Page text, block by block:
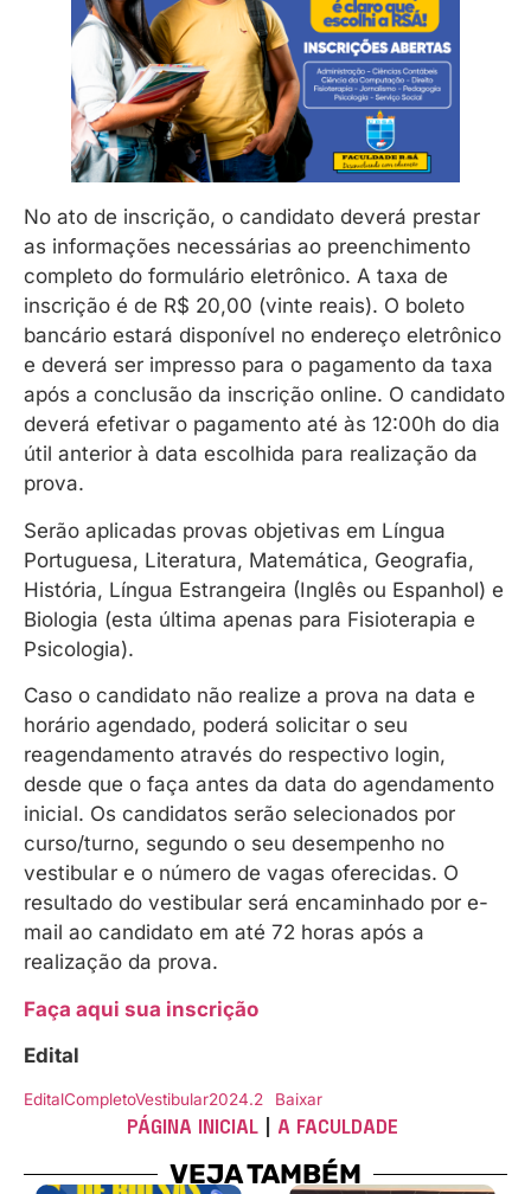
No ato de inscrição, o candidato deverá prestar
as informações necessárias ao preenchimento
completo do formulário eletrônico. A taxa de
inscrição é de R$ 20,00 (vinte reais). O boleto
bancário estará disponível no endereço eletrônico
e deverá ser impresso para o pagamento da taxa
após a conclusão da inscrição online. O candidato
deverá efetivar o pagamento até às 12:00h do dia
útil anterior à data escolhida para realização da
prova.
Serão aplicadas provas objetivas em Língua
Portuguesa, Literatura, Matemática, Geografia,
História, Língua Estrangeira (Inglês ou Espanhol) e
Biologia (esta última apenas para Fisioterapia e
Psicologia).
Caso o candidato não realize a prova na data e
horário agendado, poderá solicitar o seu
reagendamento através do respectivo login,
desde que o faça antes da data do agendamento
inicial. Os candidatos serão selecionados por
curso/turno, segundo o seu desempenho no
vestibular e o número de vagas oferecidas. O
resultado do vestibular será encaminhado por e-
mail ao candidato em até 72 horas após a
realização da prova.
Faça aqui sua inscrição
Edital
EditalCompletoVestibular2024.2 Baixar
PÁGINA INICIAL A FACULDADE
VEJA TAMBÉM